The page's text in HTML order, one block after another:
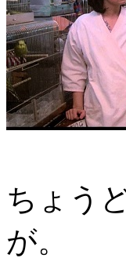
ちょう
が。